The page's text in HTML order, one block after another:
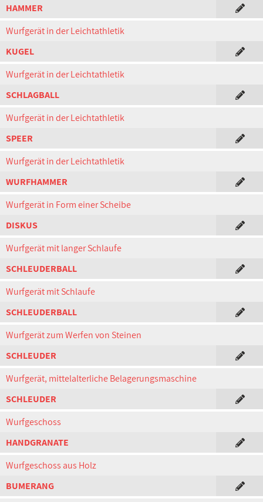
HAMMER
Wurfgerät in der Leichtathletik
KUGEL
Wurfgerät in der Leichtathletik
SCHLAGBALL
Wurfgerät in der Leichtathletik
SPEER
Wurfgerät in der Leichtathletik
WURFHAMMER
Wurfgerät in Form einer Scheibe
DISKUS
Wurfgerät mit langer Schlaufe
SCHLEUDERBALL
Wurfgerät mit Schlaufe
SCHLEUDERBALL
Wurfgerät zum Werfen von Steinen
SCHLEUDER
Wurfgerät, mittelalterliche Belagerungsmaschine
SCHLEUDER
Wurfgeschoss
HANDGRANATE
Wurfgeschoss aus Holz
BUMERANG